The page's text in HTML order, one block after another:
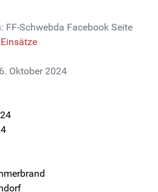
FF-Schwebda Facebook Seite
Einsätze
Oktober 2024